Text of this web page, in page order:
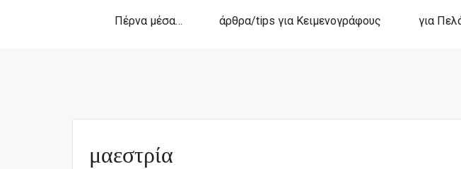
Πέρνα μέσα… άρθρα/tips για Κειμενογράφους για
μαεστρία